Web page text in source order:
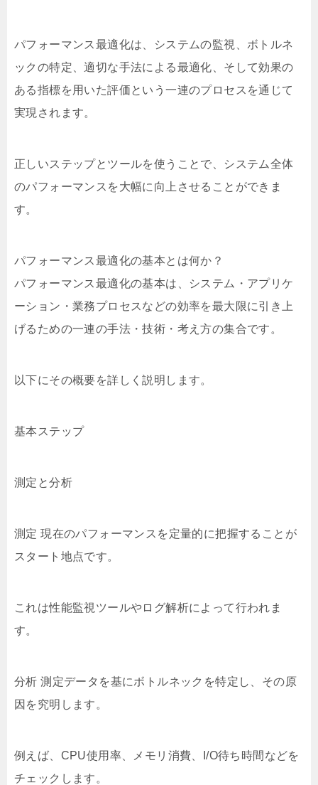
パフォーマンス最適化は、システムの監視、ボトルネ
ックの特定、適切な手法による最適化、そして効果の
ある指標を用いた評価という一連のプロセスを通じて
実現されます。
正しいステップとツールを使うことで、システム全体
のパフォーマンスを大幅に向上させることができま
す。
パフォーマンス最適化の基本とは何か？
パフォーマンス最適化の基本は、システム・アプリケ
ーション・業務プロセスなどの効率を最大限に引き上
げるための一連の手法・技術・考え方の集合です。
以下にその概要を詳しく説明します。
基本ステップ
測定と分析
測定 現在のパフォーマンスを定量的に把握することが
スタート地点です。
これは性能監視ツールやログ解析によって行われま
す。
分析 測定データを基にボトルネックを特定し、その原
因を究明します。
例えば、CPU使用率、メモリ消費、I/O待ち時間などを
チェックします。